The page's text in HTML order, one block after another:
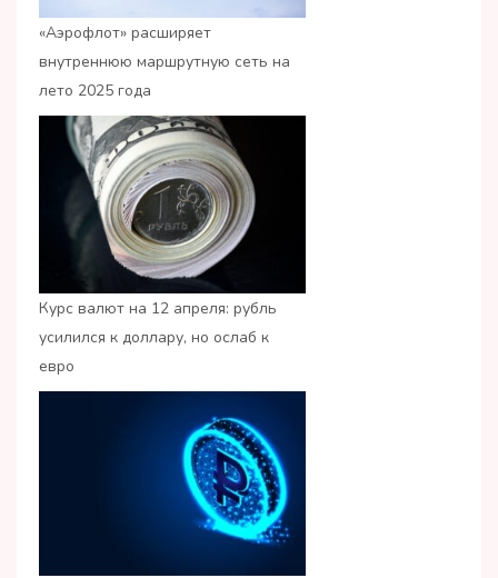
«Аэрофлот» расширяет
внутреннюю маршрутную сеть на
лето 2025 года
Курс валют на 12 апреля: рубль
усилился к доллару, но ослаб к
евро